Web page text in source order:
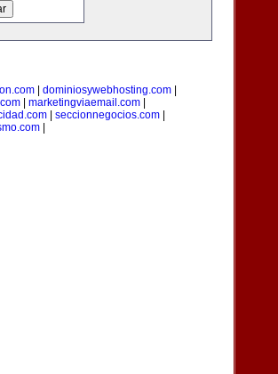
| dominiosywebhosting.com|
marketingviaemail.com
| seccionnegocios.com|
|